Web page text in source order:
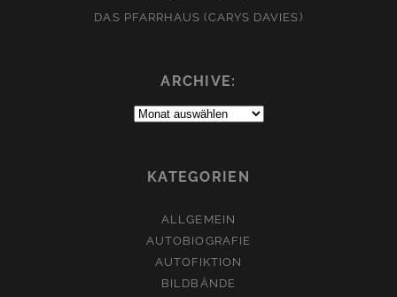
DAS PFARRHAUS (CARYS DAVIES)
ARCHIVE:
Archive:
KATEGORIEN
ALLGEMEIN
AUTOBIOGRAFIE
AUTOFIKTION
BILDBÄNDE